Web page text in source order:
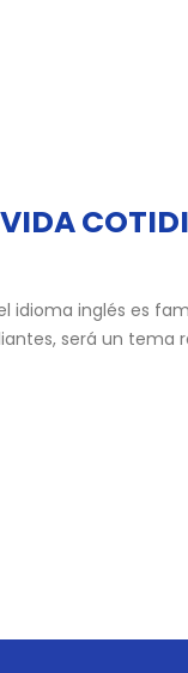
VIDA
idioma inglés es
será un tema